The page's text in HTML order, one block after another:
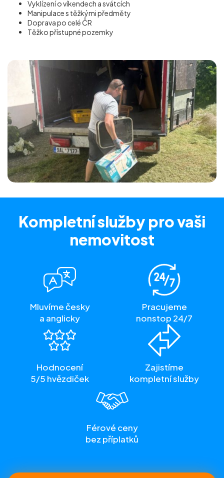
Vyklízení o víkendech a svátcích
Manipulace s těžkými předměty
Doprava po celé ČR
Těžko přístupné pozemky
Kompletní služby pro vaši
nemovitost
Mluvíme česky
a anglicky
Pracujeme
nonstop 24/7
Hodnocení
5/5 hvězdiček
Zajistíme
kompletní služby
Férové ceny
bez příplatků